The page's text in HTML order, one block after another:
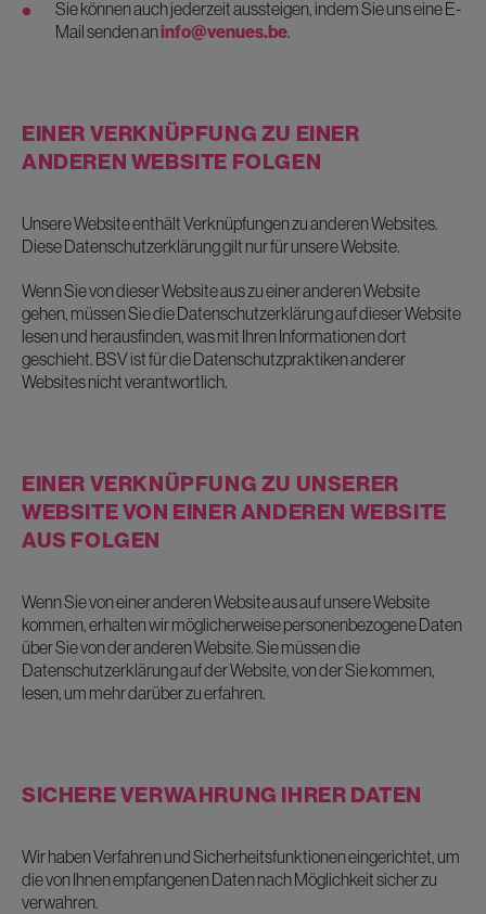
Sie können auch jederzeit aussteigen, indem Sie uns eine E-
Mail senden aninfo@venues.be.
EINER VERKNÜPFUNG ZU EINER
ANDEREN WEBSITE FOLGEN
Unsere Website enthält Verknüpfungen zu anderen Websites.
Diese Datenschutzerklärung gilt nur für unsere Website.
Wenn Sie von dieser Website aus zu einer anderen Website
gehen, müssen Sie die Datenschutzerklärung auf dieser Website
lesen und herausfinden, was mit Ihren Informationen dort
geschieht. BSV ist für die Datenschutzpraktiken anderer
Websites nicht verantwortlich.
EINER VERKNÜPFUNG ZU UNSERER
WEBSITE VON EINER ANDEREN WEBSITE
AUS FOLGEN
Wenn Sie von einer anderen Website aus auf unsere Website
kommen, erhalten wir möglicherweise personenbezogene Daten
über Sie von der anderen Website. Sie müssen die
Datenschutzerklärung auf der Website, von der Sie kommen,
lesen, um mehr darüber zu erfahren.
SICHERE VERWAHRUNG IHRER DATEN
Wir haben Verfahren und Sicherheitsfunktionen eingerichtet, um
die von Ihnen empfangenen Daten nach Möglichkeit sicher zu
verwahren.